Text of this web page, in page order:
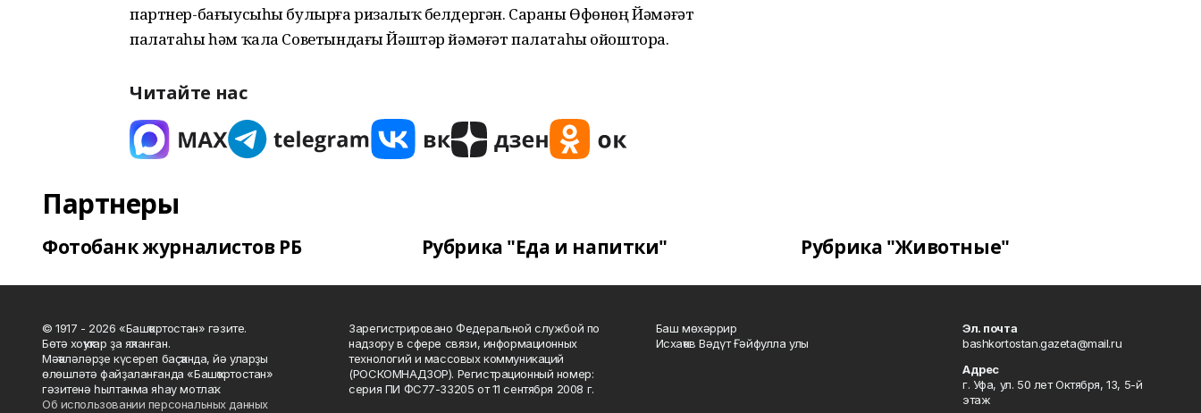
партнер-бағыусыһы булырға ризалыҡ белдергән. Сараны Өфөнөң Йәмәғәт
палатаһы һәм ҡала Советындағы Йәштәр йәмәғәт палатаһы ойоштора.
Читайте нас
Партнеры
Фотобанк журналистов РБ Рубрика "Еда и напитки" Рубрика "Животные"
© 1917 - 2026 «Башҡортостан» гәзите.
Бөтә хоҡуҡтар ҙа яҡланған.
Мәҡәләләрҙе күсереп баҫҡанда, йә уларҙы
өлөшләтә файҙаланғанда «Башҡортостан»
гәзитенә һылтанма яһау мотлаҡ.
Об использовании персональных данных
Зарегистрировано Федеральной службой по
надзору в сфере связи, информационных
технологий и массовых коммуникаций
(РОСКОМНАДЗОР). Регистрационный номер:
серия ПИ ФС77-33205 от 11 сентября 2008 г.
Баш мөхәррир
Исхаҡов Вәдүт Ғәйфулла улы
Эл. почта
bashkortostan.gazeta@mail.ru
Адрес
г. Уфа, ул. 50 лет Октября, 13, 5-й
этаж